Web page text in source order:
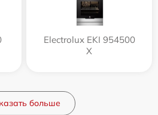
Electrolux EKI 954500
X
больше